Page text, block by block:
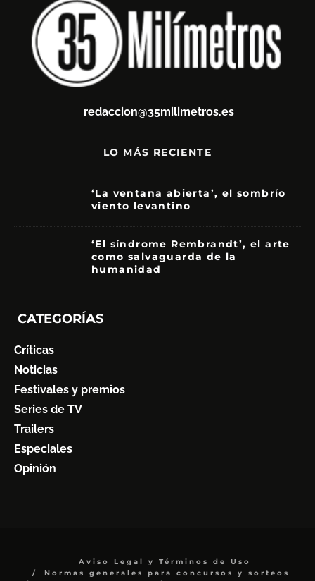
redaccion@35milimetros.es
LO MÁS RECIENTE
‘La ventana abierta’, el sombrío
viento levantino
‘El síndrome Rembrandt’, el arte
como salvaguarda de la
humanidad
CATEGORÍAS
Críticas
Noticias
Festivales y premios
Series de TV
Trailers
Especiales
Opinión
Aviso Legal y Términos de Uso
Normas generales para concursos y sorteos